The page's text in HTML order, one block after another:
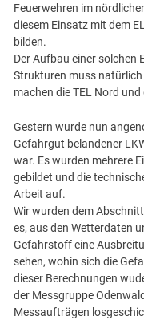
Feuerwehren im
diesem Einsatz mit dem
bilden.
Der Aufbau einer solchen
Strukturen muss
machen die TEL Nord
Gestern wurde nun
Gefahrgut belandener
war. Es wurden mehrere
gebildet und die
Arbeit auf.
Wir wurden dem
es, aus den Wetterdaten
Gefahrstoff eine
sehen, wohin sich die
dieser Berechnungen
der Messgruppe
Messaufträgen